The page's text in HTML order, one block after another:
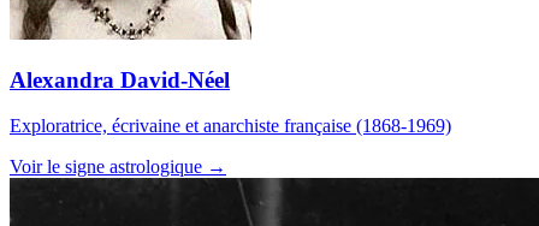
Alexandra David-Néel
Exploratrice, écrivaine et anarchiste française (1868-1969)
Voir le signe astrologique →